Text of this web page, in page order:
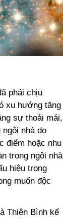
phải chịu
xu hướng tăng
sự thoải mái,
nhà do
điểm hoặc nhu
trong ngôi nhà
hiệu trong
muốn độc
Thiên Bình kể